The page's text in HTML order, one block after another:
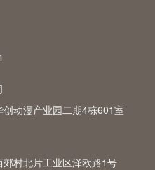
动漫产业园二期4栋601室
村北片工业区泽欧路1号